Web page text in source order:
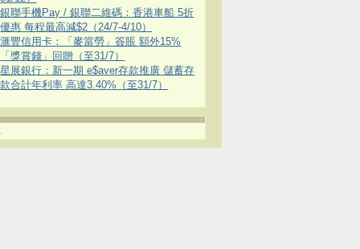
銀聯手機Pay / 銀聯二維碼：香港車船 5折
優惠 每程最高減$2（24/7-4/10）
滙豐信用卡：「麥當勞」簽賬 額外15%
「獎賞錢」回贈（至31/7）
星展銀行：新一期 e$aver存款推廣 儲蓄存
款合計年利率 高達3.40%（至31/7）